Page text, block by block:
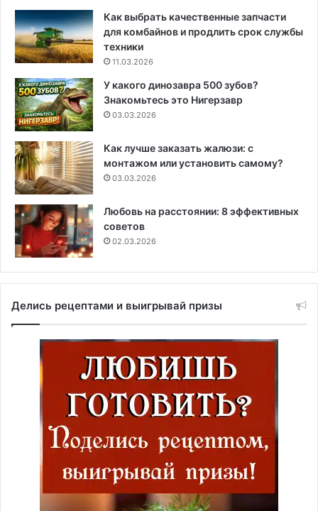
Как выбрать качественные запчасти
для комбайнов и продлить срок службы
техники
11.03.2026
У какого динозавра 500 зубов?
Знакомьтесь это Нигерзавр
03.03.2026
Как лучше заказать жалюзи: с
монтажом или установить самому?
03.03.2026
Любовь на расстоянии: 8 эффективных
советов
02.03.2026
Делись рецептами и выигрывай призы